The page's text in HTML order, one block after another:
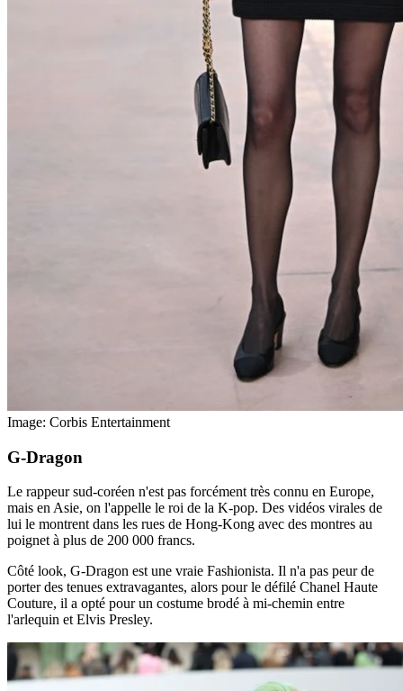
Image: Corbis Entertainment
G-Dragon
Le rappeur sud-coréen n'est pas forcément très connu en Europe,
mais en Asie, on l'appelle le roi de la K-pop. Des vidéos virales de
lui le montrent dans les rues de Hong-Kong avec des montres au
poignet à plus de 200 000 francs.
Côté look, G-Dragon est une vraie Fashionista. Il n'a pas peur de
porter des tenues extravagantes, alors pour le défilé Chanel Haute
Couture, il a opté pour un costume brodé à mi-chemin entre
l'arlequin et Elvis Presley.